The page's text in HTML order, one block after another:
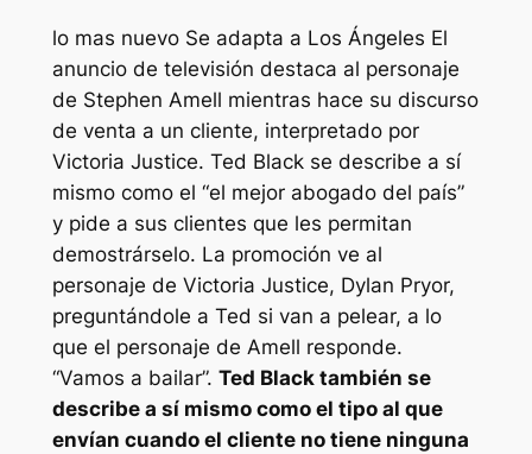
lo mas nuevo Se adapta a Los Ángeles El
anuncio de televisión destaca al personaje
de Stephen Amell mientras hace su discurso
de venta a un cliente, interpretado por
Victoria Justice. Ted Black se describe a sí
mismo como el “el mejor abogado del país”
y pide a sus clientes que les permitan
demostrárselo. La promoción ve al
personaje de Victoria Justice, Dylan Pryor,
preguntándole a Ted si van a pelear, a lo
que el personaje de Amell responde.
“Vamos a bailar”. Ted Black también se
describe a sí mismo como el tipo al que
envían cuando el cliente no tiene ninguna